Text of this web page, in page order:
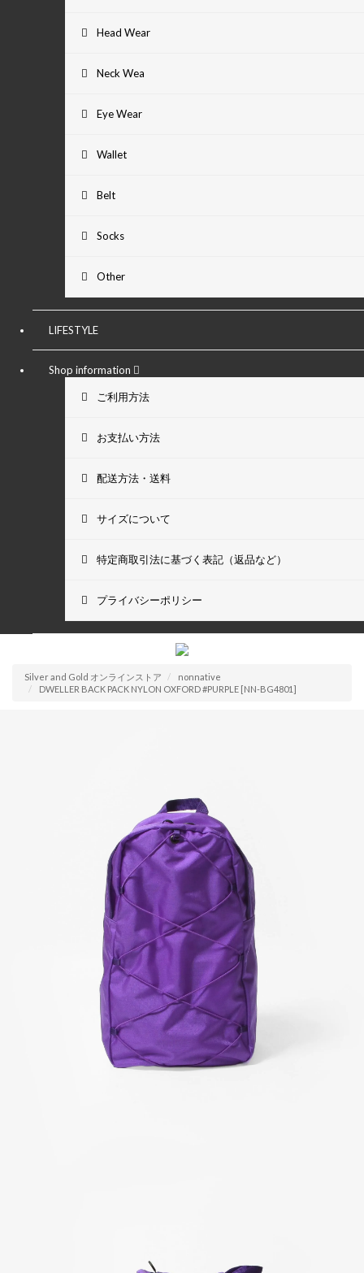
Head Wear
Neck Wea
Eye Wear
Wallet
Belt
Socks
Other
LIFESTYLE
Shop information
ご利用方法
お支払い方法
配送方法・送料
サイズについて
特定商取引法に基づく表記（返品など）
プライバシーポリシー
Silver and Gold オンラインストア
nonnative
DWELLER BACK PACK NYLON OXFORD #PURPLE [NN-BG4801]